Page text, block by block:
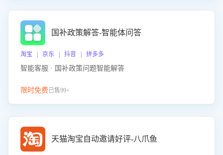
国补政策解答-智能体问答
淘宝 | 京东 | 抖音 | 拼多多
智能客服 · 国补政策问题智能解答
限时免费已售99+
天猫淘宝自动邀请好评-八爪鱼